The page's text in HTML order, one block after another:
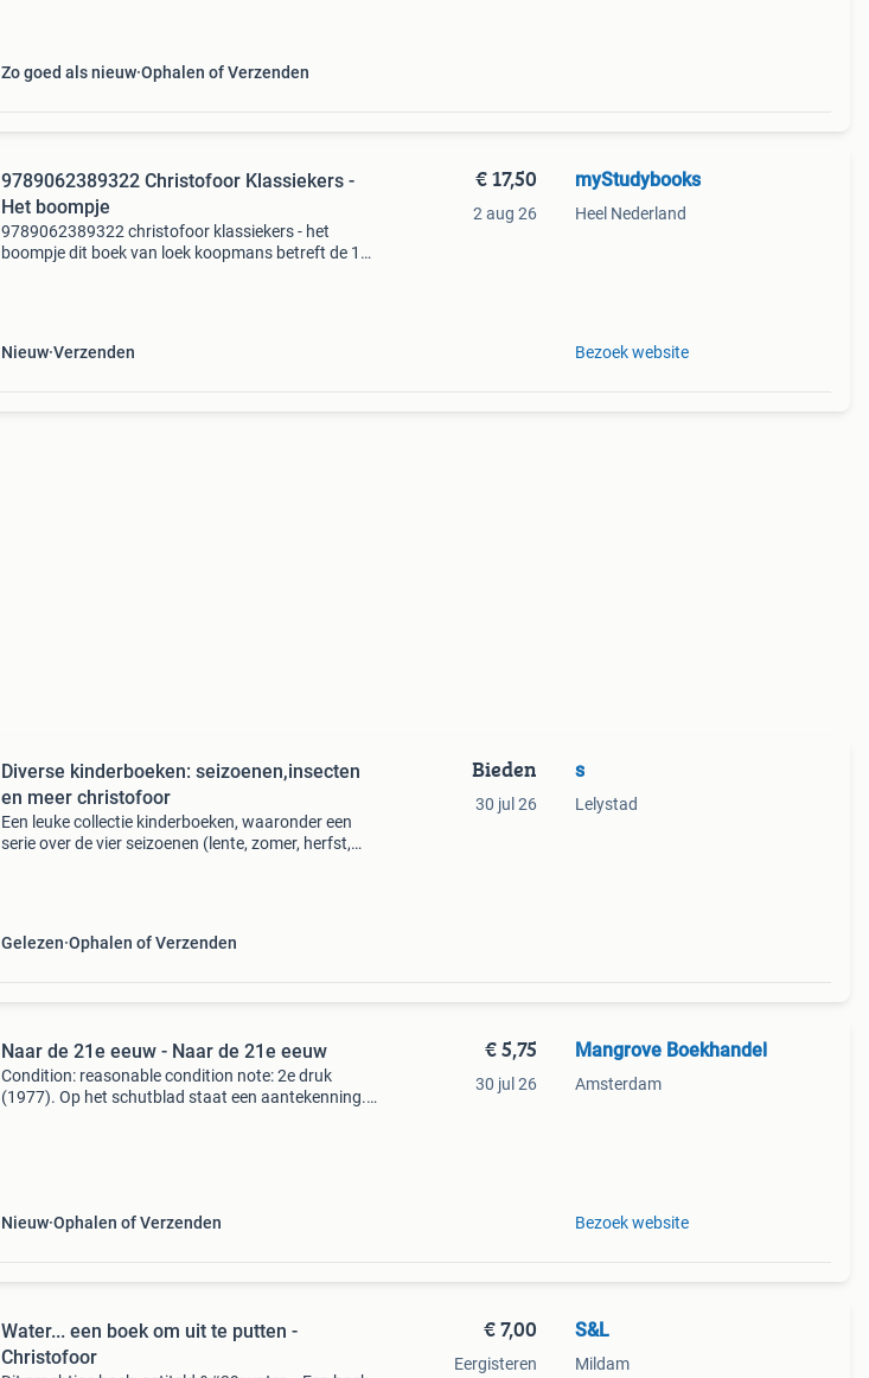
Zo goed als nieuw Ophalen of Verzenden
9789062389322 Christofoor Klassiekers -
Het boompje
9789062389322 christofoor klassiekers - het
boompje dit boek van loek koopmans betreft de 1e
Nieuw Verzenden
€ 17,50
2 aug 26
myStudybooks
Heel Nederland
Bezoek website
Diverse kinderboeken: seizoenen,insecten
en meer christofoor
Een leuke collectie kinderboeken, waaronder een
serie over de vier seizoenen (lente, zomer, herfst,
Gelezen Ophalen of Verzenden
Bieden
30 jul 26
s
Lelystad
Naar de 21e eeuw - Naar de 21e eeuw
Condition: reasonable condition note: 2e druk
(1977). Op het schutblad staat een aantekenning.
Nieuw Ophalen of Verzenden
€ 5,75
30 jul 26
Mangrove Boekhandel
Amsterdam
Bezoek website
Water... een boek om uit te putten -
Christofoor
€ 7,00
Eergisteren
S&L
Mildam